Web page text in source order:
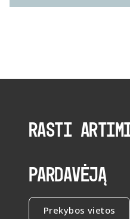
RASTI
PARDAVĖJĄ
Prekybos vietos